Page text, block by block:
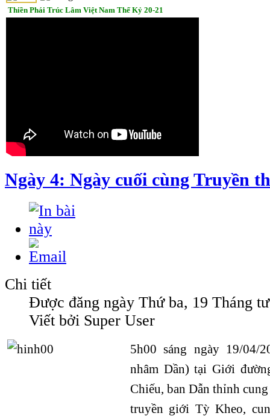
Thiền Phái Trúc Lâm Việt Nam Thế Kỷ 20-21
Ngày 4: Ngày cuối cùng Truyền
Chi tiết
Được đăng ngày Thứ ba, 19 Tháng
Viết bởi Super User
5h00 sáng ngày 19/04/
nhâm Dần) tại Giới
Chiếu, ban Dẫn thỉnh
truyền giới Tỳ Kheo,